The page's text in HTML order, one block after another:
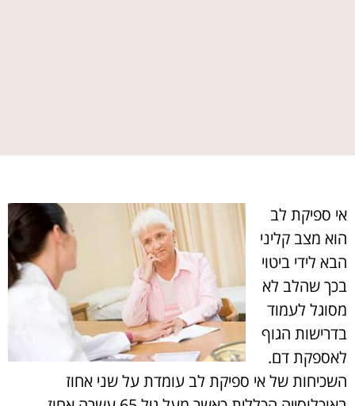
אי ספיקת לב
הוא מצב קליני
הבא לידי ביטוי
בכך שהלב לא
מסוגל לעמוד
בדרישות הגוף
לאספקת דם.
השכיחות של אי ספיקת לב עומדת על שני אחוז